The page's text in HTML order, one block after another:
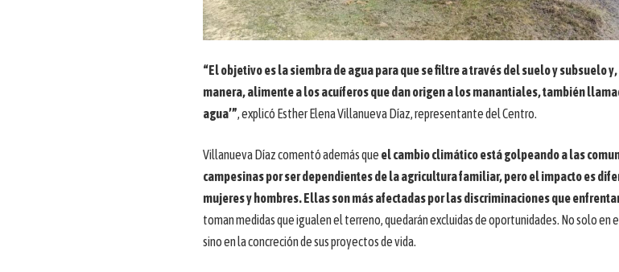
“El objetivo es la siembra de agua para que se filtre a través del suelo y subsuelo
manera, alimente a los acuíferos que dan origen a los manantiales, también
agua’”, explicó Esther Elena Villanueva Díaz, representante del Centro.
Villanueva Díaz comentó además que el cambio climático está golpeando a las
campesinas por ser dependientes de la agricultura familiar, pero el impacto es
mujeres y hombres.Ellas son más afectadas por las discriminaciones que
toman medidas que igualen el terreno, quedarán excluidas de oportunidades. No solo en
sino en la concreción de sus proyectos de vida.